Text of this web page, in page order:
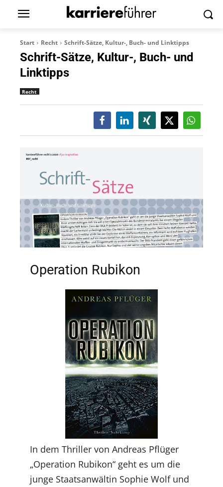
Start Recht Schrift-Sätze, Kultur-, Buch- und Linktipps
Schrift-Sätze, Kultur-, Buch- und
Linktipps
Recht
Operation Rubikon
In dem Thriller von Andreas Pflüger
„Operation Rubikon“ geht es um die
junge Staatsanwältin Sophie Wolf und